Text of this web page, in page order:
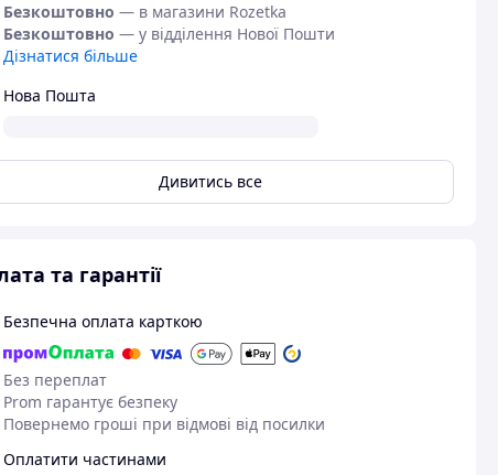
Безкоштовно — в магазини Rozetka
Безкоштовно — у відділення Нової Пошти
Дізнатися більше
Нова Пошта
Дивитись все
та гарантії
Безпечна оплата карткою
Без переплат
Prom гарантує безпеку
Повернемо гроші при відмові від посилки
Оплатити частинами